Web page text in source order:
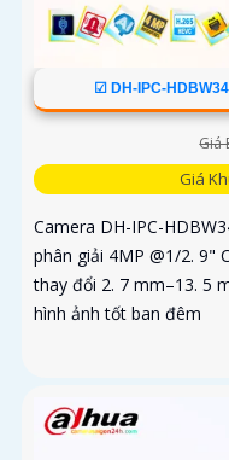
☑ DH-IPC-
Giá
Giá
Camera DH-IPC-
phân giải 4MP @1/2. 9"
thay đổi 2. 7 mm–13. 5
hình ảnh tốt ban đêm